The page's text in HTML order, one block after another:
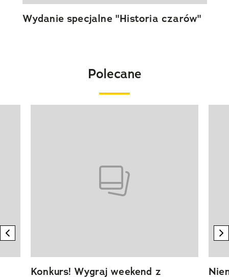
Wydanie specjalne "Historia czarów"
Polecane
previous element
Konkurs! Wygraj weekend z